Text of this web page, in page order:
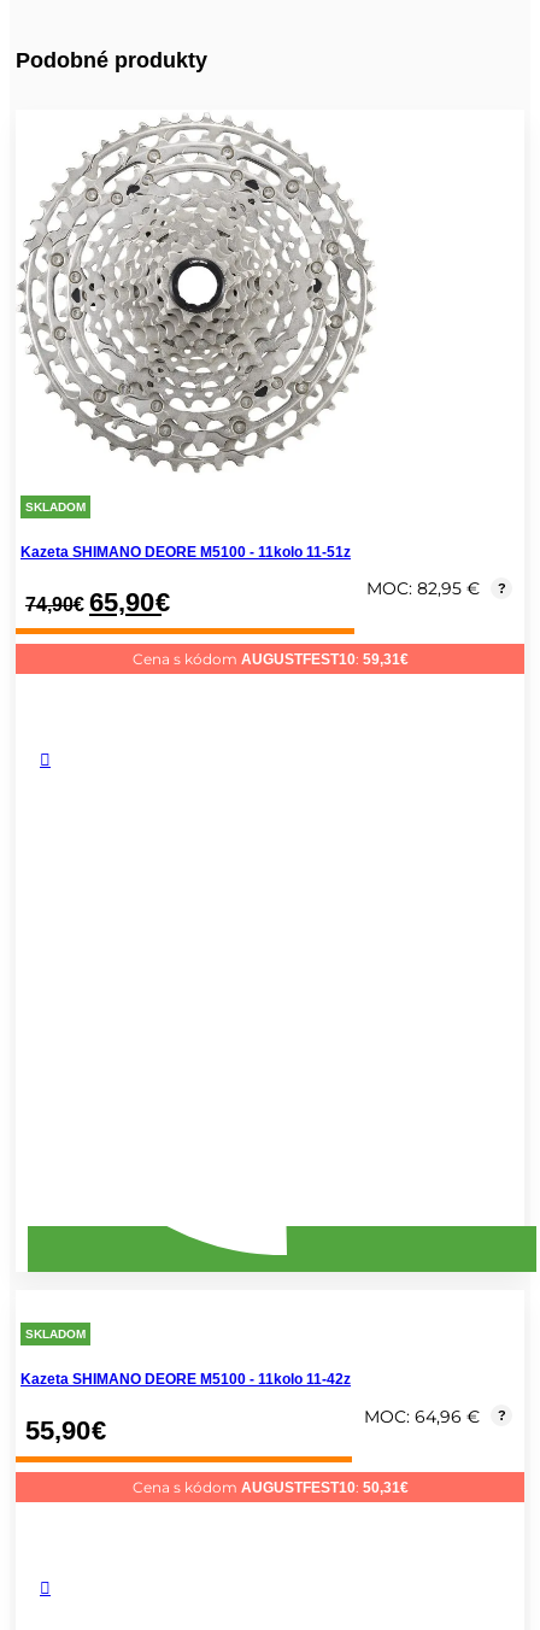
Podobné produkty
SKLADOM
Kazeta SHIMANO DEORE M5100 - 11kolo 11-51z
74,90€ 65,90€ MOC: 82,95 € ?
Cena s kódom AUGUSTFEST10: 59,31€
SKLADOM
Kazeta SHIMANO DEORE M5100 - 11kolo 11-42z
55,90€ MOC: 64,96 € ?
Cena s kódom AUGUSTFEST10: 50,31€